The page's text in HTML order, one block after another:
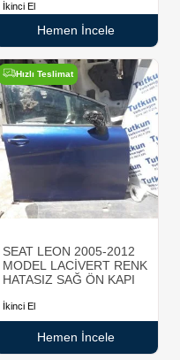
İkinci El
Hemen İncele
Hızlı Teslimat
SEAT LEON 2005-2012
MODEL LACİVERT RENK
HATASIZ SAĞ ÖN KAPI
İkinci El
Hemen İncele